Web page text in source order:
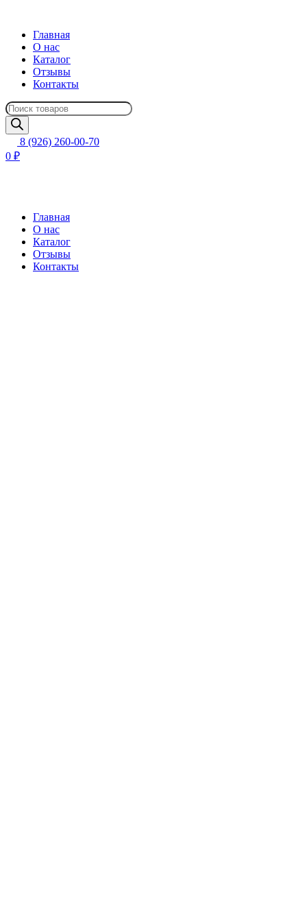
Главная
О нас
Каталог
Отзывы
Контакты
Поиск
товаров
8 (926) 260-00-70
0 ₽
Главная
О нас
Каталог
Отзывы
Контакты